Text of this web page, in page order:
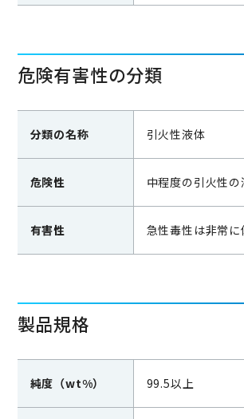
危険有害性の分類
分類の名称 引火性液体
危険性 中程度の引火性の
有害性 急性毒性は非常に
製品規格
純度（wt%） 99.5以上